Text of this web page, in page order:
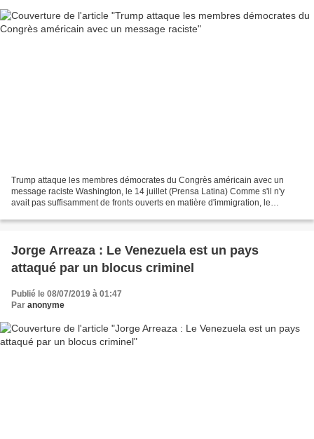
Trump attaque les membres démocrates du Congrès américain avec un
message raciste Washington, le 14 juillet (Prensa Latina) Comme s'il n'y
avait pas suffisamment de fronts ouverts en matière d'immigration, le
Jorge Arreaza : Le Venezuela est un pays
attaqué par un blocus criminel
Publié le 08/07/2019 à 01:47
Par anonyme